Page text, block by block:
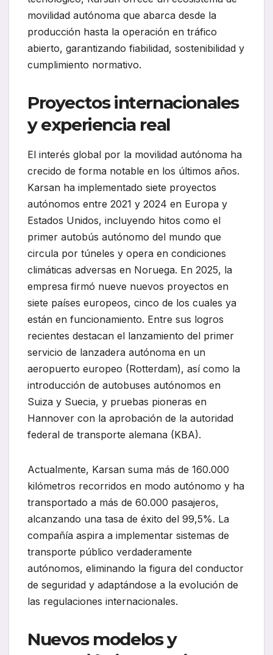
movilidad autónoma que abarca desde la
producción hasta la operación en tráfico
abierto, garantizando fiabilidad, sostenibilidad y
cumplimiento normativo.
Proyectos internacionales
y experiencia real
El interés global por la movilidad autónoma ha
crecido de forma notable en los últimos años.
Karsan ha implementado siete proyectos
autónomos entre 2021 y 2024 en Europa y
Estados Unidos, incluyendo hitos como el
primer autobús autónomo del mundo que
circula por túneles y opera en condiciones
climáticas adversas en Noruega. En 2025, la
empresa firmó nueve nuevos proyectos en
siete países europeos, cinco de los cuales ya
están en funcionamiento. Entre sus logros
recientes destacan el lanzamiento del primer
servicio de lanzadera autónoma en un
aeropuerto europeo (Rotterdam), así como la
introducción de autobuses autónomos en
Suiza y Suecia, y pruebas pioneras en
Hannover con la aprobación de la autoridad
federal de transporte alemana (KBA).
Actualmente, Karsan suma más de 160.000
kilómetros recorridos en modo autónomo y ha
transportado a más de 60.000 pasajeros,
alcanzando una tasa de éxito del 99,5%. La
compañía aspira a implementar sistemas de
transporte público verdaderamente
autónomos, eliminando la figura del conductor
de seguridad y adaptándose a la evolución de
las regulaciones internacionales.
Nuevos modelos y